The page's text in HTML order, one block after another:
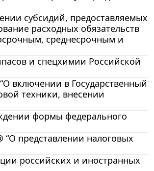
субсидий, предоставляемых
расходных обязательств
среднесрочным и
и спецхимии Российской
включении в Государственный
техники, внесении
формы федерального
представлении налоговых
российских и иностранных